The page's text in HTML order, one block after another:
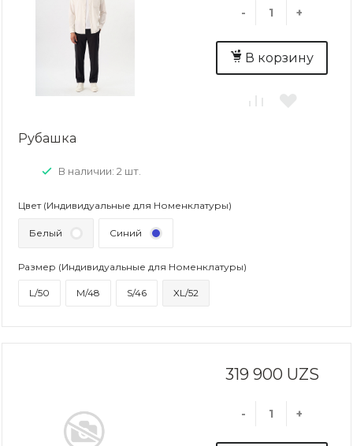
- +
В корзину
Рубашка
В наличии: 2 шт.
Цвет (Индивидуальные для Номенклатуры)
Белый Синий
Размер (Индивидуальные для Номенклатуры)
L/50 M/48 S/46 XL/52
319 900 UZS
- +